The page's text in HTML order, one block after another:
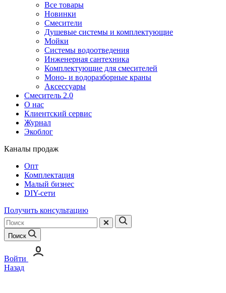
Все товары
Новинки
Смесители
Душевые системы и комплектующие
Мойки
Системы водоотведения
Инженерная сантехника
Комплектующие для смесителей
Моно- и водоразборные краны
Аксессуары
Смеситель 2.0
О нас
Клиентский сервис
Журнал
Экоблог
Каналы продаж
Опт
Комплектация
Малый бизнес
DIY-сети
Получить консультацию
Поиск
Войти
Назад